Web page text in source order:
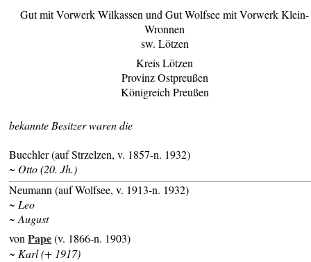
Gut mit Vorwerk Wilkassen und Gut Wolfsee mit Vorwerk Klein-
Wronnen
sw. Lötzen
Kreis Lötzen
Provinz Ostpreußen
Königreich Preußen
bekannte Besitzer waren die
Buechler (auf Strzelzen, v. 1857-n. 1932)
~ Otto (20. Jh.)
Neumann (auf Wolfsee, v. 1913-n. 1932)
~ Leo
~ August
vonPape(v. 1866-n. 1903)
~ Karl (+ 1917)